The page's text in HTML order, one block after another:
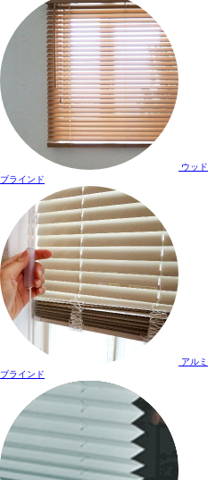
ウッド
ブラインド
アルミ
ブラインド